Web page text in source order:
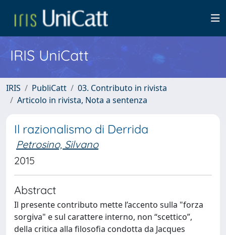
IRIS UniCatt
IRIS PubliCatt
03. Contributo in rivista
Articolo in rivista, Nota a sentenza
Il razionalismo di Derrida
Petrosino, Silvano
2015
Abstract
Il presente contributo mette l’accento sulla "forza
sorgiva" e sul carattere interno, non “scettico”,
della critica alla filosofia condotta da Jacques